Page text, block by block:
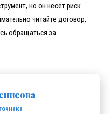
но он несёт риск
читайте договор,
обращаться за